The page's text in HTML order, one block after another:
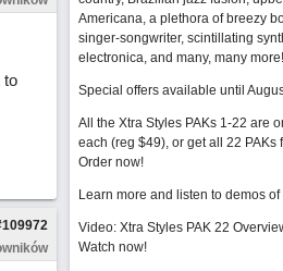
to
109972
Americana, a plethora of breezy
singer-songwriter, scintillating
electronica, and many, many more!
Special offers available until
All the Xtra Styles PAKs 1-22 are
each (reg $49), or get all 22 PAKs
Order now!
Learn more and listen to demos
Video: Xtra Styles PAK 22
Watch now!